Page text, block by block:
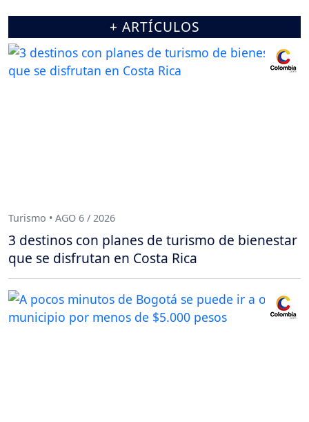
+ ARTÍCULOS
Turismo • AGO 6 / 2026
3 destinos con planes de turismo de bienestar
que se disfrutan en Costa Rica